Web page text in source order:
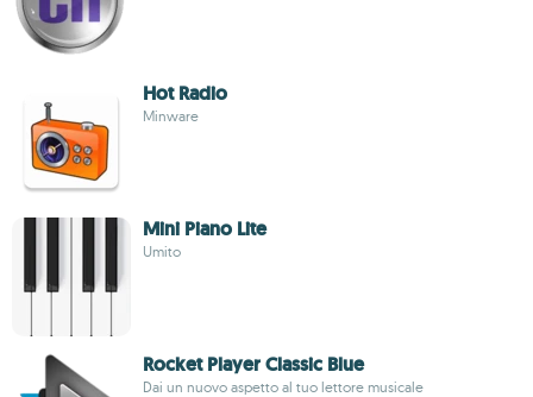
Hot Radio
Minware
Mini Piano Lite
Umito
Rocket Player Classic Blue
Dai un nuovo aspetto al tuo lettore musicale